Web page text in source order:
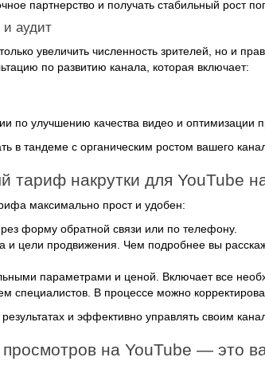
партнерство и получать стабильный рост
аудит
увеличить численность зрителей, но и
по развитию канала, которая включает:
по улучшению качества видео и оптимизации
в тандеме с органическим ростом вашего
тариф накрутки для YouTube
максимально прост и удобен:
форму обратной связи или по телефону.
и цели продвижения. Чем подробнее вы
параметрами и ценой. Включает все
специалистов. В процессе можно
и эффективно управлять своим
на YouTube — это